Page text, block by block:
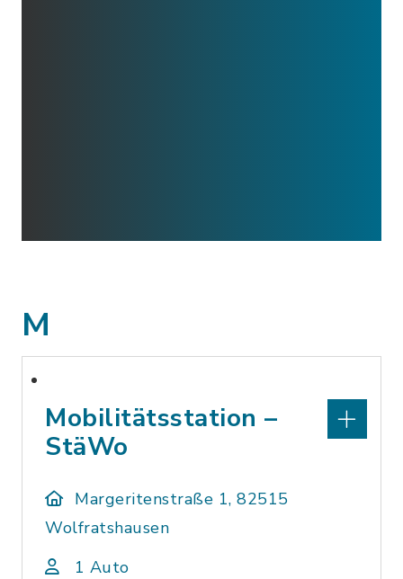
M
Mobilitätsstation –
StäWo
Margeritenstraße 1, 82515
Wolfratshausen
1 Auto